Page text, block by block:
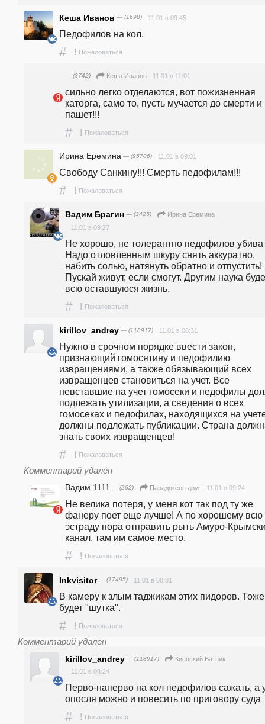
Кеша Иванов — (1698) 11.01 в 09:45
Педофилов на кол.
# ! Пожаловаться
— (3742) Кеша Иванов 11.01 в 11:01
сильно легко отделаются, вот пожизненная
каторга, само то, пусть мучается до смерти и
пашет!!!
# ! Пожаловаться
Ирина Еремина — (95706) 11.01 в 09:01
Свободу Санкину!!! Смерть педофилам!!!
# ! Пожаловаться
Вадим Брагин — (3425)
Ирина Еремина
11.01 в 09:27
Не хорошо, не толерантно педофилов
Надо отловленным шкуру снять аккуратно,
набить солью, натянуть обратно и отпустить!
Пускай живут, если смогут. Другим наука
всю оставшуюся жизнь.
# ! Пожаловаться
kirillov_andrey — (118917) 11.01 в 08:31
Нужно в срочном порядке ввести закон,
признающий гомосятину и педофилию
извращениями, а также обязывающий всех
извращенцев становиться на учет. Все
невставшие на учет гомосеки и педофилы
подлежать утилизации, а сведения о всех
гомосеках и педофилах, находящихся на
должны подлежать публикации. Страна
знать своих извращенцев!
# ! Пожаловаться
Комментарий удалён
Вадим 1111 — (262) Парадоксов друг 11.01 в 09:24
Не велика потеря, у меня кот так под ту же
фанеру поет еще лучше! А по хорошему всю
эстраду пора отправить рыть Амуро-
канал, там им самое место.
# ! Пожаловаться
Inkvisitor— (17495) 11.01 в 08:31
В камеру к злым таджикам этих пидоров. Тоже
будет "шутка".
# ! Пожаловаться
Комментарий удалён
kirillov_andrey — (118917)
Киевский Ватник
11.01 в 08:24
Перво-наперво на кол педофилов сажать, а
опосля можно и повесить по приговору суда
# ! Пожаловаться